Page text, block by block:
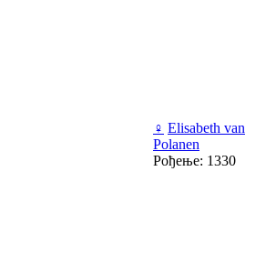
♀ Elisabeth van
Polanen
Рођење: 1330